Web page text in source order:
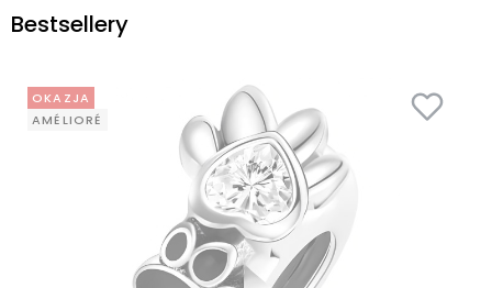
Bestsellery
OKAZJA
AMÉLIORÉ